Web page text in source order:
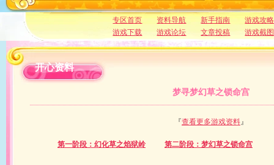
专区首页 资料导航 新手指南
游戏攻略
游戏下载
游戏论坛 文章投稿 游戏截图
开心资料
梦寻梦幻草之锁命宫
『查看更多游戏资料』
第一阶段：幻化草之焰狱岭 第二阶段：梦幻草之锁命宫